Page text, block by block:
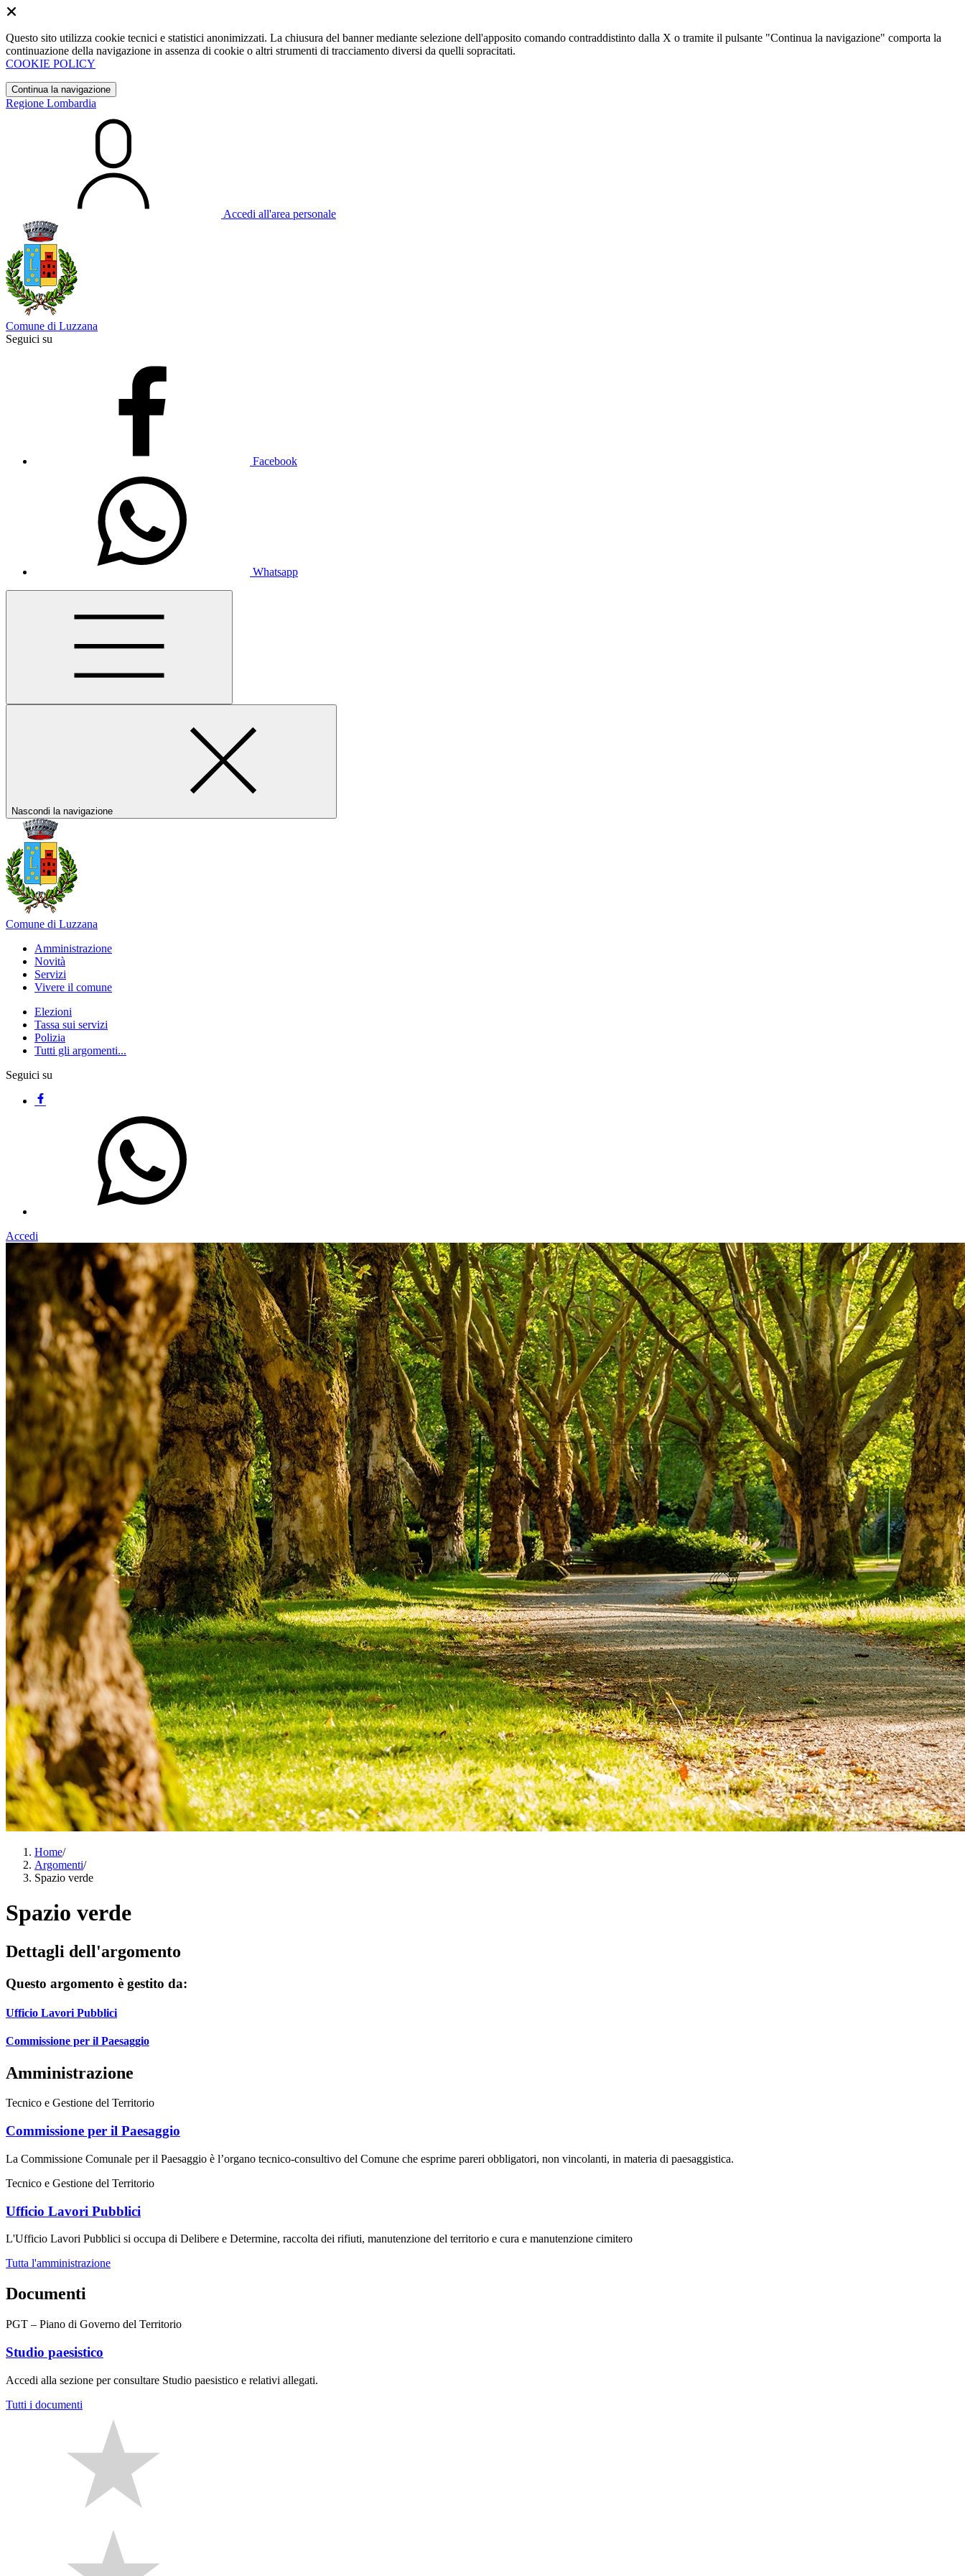
Questo sito utilizza cookie tecnici e statistici anonimizzati. La chiusura del banner mediante selezione dell'apposito comando contraddistinto dalla X o tramite il pulsante "Continua la navigazione" comporta la
continuazione della navigazione in assenza di cookie o altri strumenti di tracciamento diversi da quelli sopracitati.
COOKIE POLICY
Continua la navigazione
Regione Lombardia
Accedi all'area personale
Comune di Luzzana
Seguici su
Facebook
Whatsapp
Nascondi la navigazione
Comune di Luzzana
Amministrazione
Novità
Servizi
Vivere il comune
Elezioni
Tassa sui servizi
Polizia
Tutti gli argomenti...
Seguici su
Accedi
Home/
Argomenti/
Spazio verde
Spazio verde
Dettagli dell'argomento
Questo argomento è gestito da:
Ufficio Lavori Pubblici
Commissione per il Paesaggio
Amministrazione
Tecnico e Gestione del Territorio
Commissione per il Paesaggio
La Commissione Comunale per il Paesaggio è l’organo tecnico-consultivo del Comune che esprime pareri obbligatori, non vincolanti, in materia di paesaggistica.
Tecnico e Gestione del Territorio
Ufficio Lavori Pubblici
L'Ufficio Lavori Pubblici si occupa di Delibere e Determine, raccolta dei rifiuti, manutenzione del territorio e cura e manutenzione cimitero
Tutta l'amministrazione
Documenti
PGT – Piano di Governo del Territorio
Studio paesistico
Accedi alla sezione per consultare Studio paesistico e relativi allegati.
Tutti i documenti